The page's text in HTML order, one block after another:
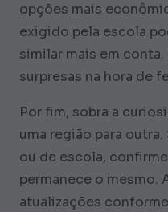
opções mais
exigido pela escola
similar mais em
surpresas na hora de
Por fim, sobra a
uma região para
ou de escola,
permanece o mesmo.
atualizações